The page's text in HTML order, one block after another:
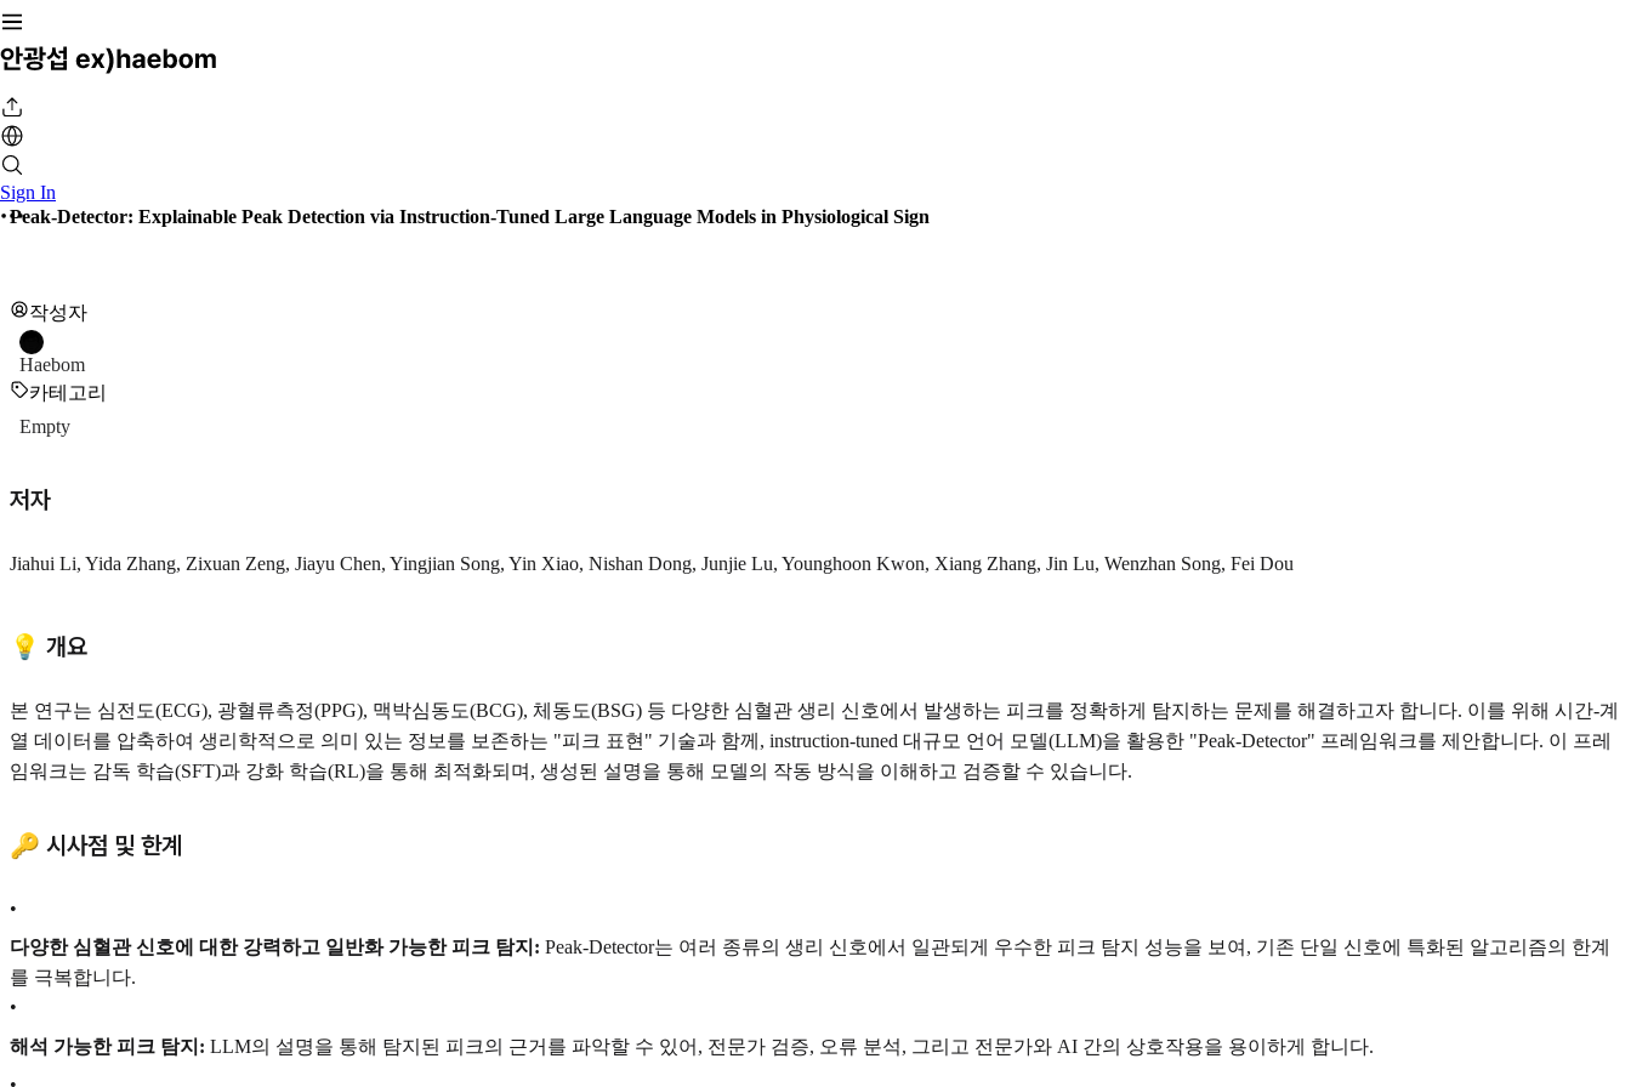
Sign In
Peak-Detector: Explainable Peak Detection via Instruction-Tuned Large Language Models in Physiological Sign
작성자
Haebom
카테고리
Empty
저자
Jiahui Li, Yida Zhang, Zixuan Zeng, Jiayu Chen, Yingjian Song, Yin Xiao, Nishan Dong, Junjie Lu, Younghoon Kwon, Xiang Zhang, Jin Lu, Wenzhan Song, Fei Dou
💡 개요
본 연구는 심전도(ECG), 광혈류측정(PPG), 맥박심동도(BCG), 체동도(BSG) 등 다양한 심혈관 생리 신호에서 발생하는 피크를 정확하게 탐지하는 문제를 해결하고자 합니다. 이를 위해 시간-계
열 데이터를 압축하여 생리학적으로 의미 있는 정보를 보존하는 "피크 표현" 기술과 함께, instruction-tuned 대규모 언어 모델(LLM)을 활용한 "Peak-Detector" 프레임워크를 제안합니다. 이 프레
임워크는 감독 학습(SFT)과 강화 학습(RL)을 통해 최적화되며, 생성된 설명을 통해 모델의 작동 방식을 이해하고 검증할 수 있습니다.
🔑 시사점 및 한계
•
다양한 심혈관 신호에 대한 강력하고 일반화 가능한 피크 탐지: Peak-Detector는 여러 종류의 생리 신호에서 일관되게 우수한 피크 탐지 성능을 보여, 기존 단일 신호에 특화된 알고리즘의 한계
를 극복합니다.
•
해석 가능한 피크 탐지: LLM의 설명을 통해 탐지된 피크의 근거를 파악할 수 있어, 전문가 검증, 오류 분석, 그리고 전문가와 AI 간의 상호작용을 용이하게 합니다.